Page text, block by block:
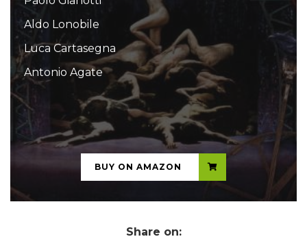
Aldo Lonobile
Luca Cartasegna
Antonio Agate
...
BUY ON AMAZON
Share on: